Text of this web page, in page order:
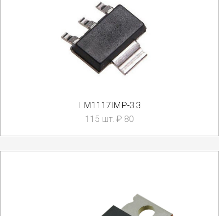
LM1117IMP-3.3
115 шт. ₽ 80